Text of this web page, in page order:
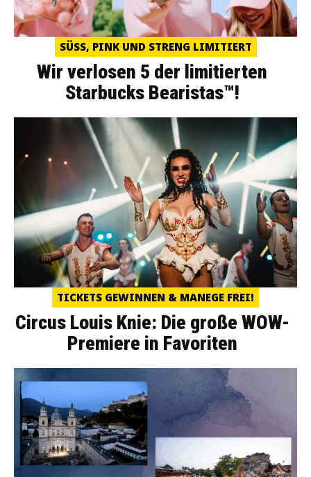
SÜSS, PINK UND STRENG LIMITIERT
Wir verlosen 5 der limitierten
Starbucks Bearistas™!
TICKETS GEWINNEN & MANEGE FREI!
Circus Louis Knie: Die große WOW-
Premiere in Favoriten